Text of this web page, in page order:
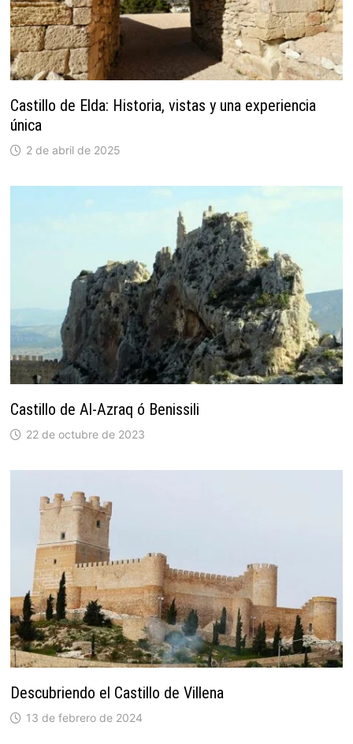
Castillo de Elda: Historia, vistas y una experiencia
única
2 de abril de 2025
Castillo de Al-Azraq ó Benissili
22 de octubre de 2023
Descubriendo el Castillo de Villena
13 de febrero de 2024